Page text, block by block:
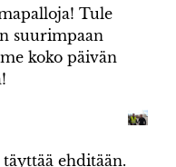
Tule
suurimpaan
koko päivän
ehditään.